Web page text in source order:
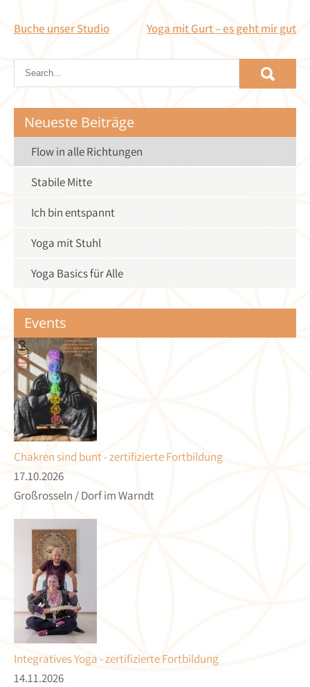
Beitragsnavigation
Buche unser Studio Yoga mit Gurt – es geht mir gut
Neueste Beiträge
Flow in alle Richtungen
Stabile Mitte
Ich bin entspannt
Yoga mit Stuhl
Yoga Basics für Alle
Events
Chakren sind bunt - zertifizierte Fortbildung
17.10.2026
Großrosseln / Dorf im Warndt
Integratives Yoga - zertifizierte Fortbildung
14.11.2026